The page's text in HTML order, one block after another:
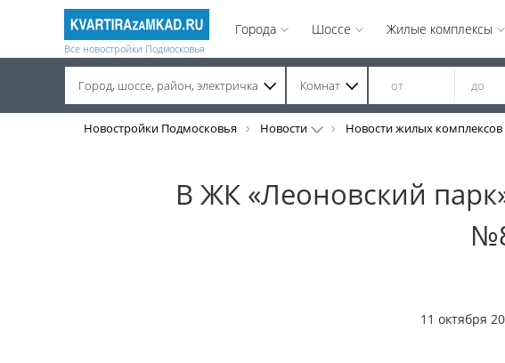
Все новостройки Подмосковья
Города Шоссе Жилые комплексы
Город, шоссе, район, электричка Комнат
Новостройки Подмосковья Новости Новости жилых комплексов
В ЖК «Леоновский
11 октября